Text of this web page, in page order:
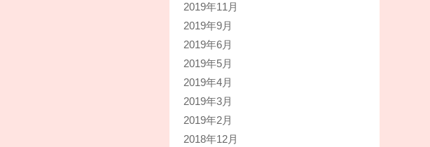
2019年11月
2019年9月
2019年6月
2019年5月
2019年4月
2019年3月
2019年2月
2018年12月